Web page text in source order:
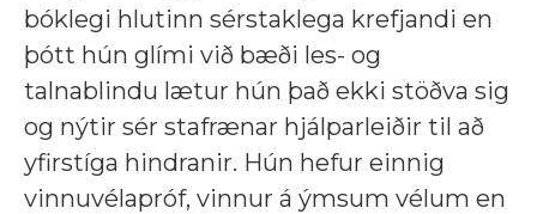
bóklegi hlutinn sérstaklega krefjandi en
þótt hún glími við bæði les- og
talnablindu lætur hún það ekki stöðva sig
og nýtir sér stafrænar hjálparleiðir til að
yfirstíga hindranir. Hún hefur einnig
vinnuvélapróf, vinnur á ýmsum vélum en